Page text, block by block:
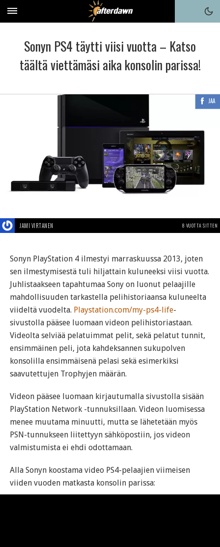
Sonyn PS4 täytti viisi vuotta – Katso
täältä viettämäsi aika konsolin parissa!
JAA
JAMI VIRTANEN 8 VUOTTA SITTEN
Sonyn PlayStation 4 ilmestyi marraskuussa 2013, joten
sen ilmestymisestä tuli hiljattain kuluneeksi viisi vuotta.
Juhlistaakseen tapahtumaa Sony on luonut pelaajille
mahdollisuuden tarkastella pelihistoriaansa kuluneelta
viideltä vuodelta. Playstation.com/my-ps4-life-
sivustolla pääsee luomaan videon pelihistoriastaan.
Videolta selviää pelatuimmat pelit, sekä pelatut tunnit,
ensimmäinen peli, jota kahdeksannen sukupolven
konsolilla ensimmäisenä pelasi sekä esimerkiksi
saavutettujen Trophyjen määrän.
Videon pääsee luomaan kirjautumalla sivustolla sisään
PlayStation Network -tunnuksillaan. Videon luomisessa
menee muutama minuutti, mutta se lähetetään myös
PSN-tunnukseen liitettyyn sähköpostiin, jos videon
valmistumista ei ehdi odottamaan.
Alla Sonyn koostama video PS4-pelaajien viimeisen
viiden vuoden matkasta konsolin parissa: